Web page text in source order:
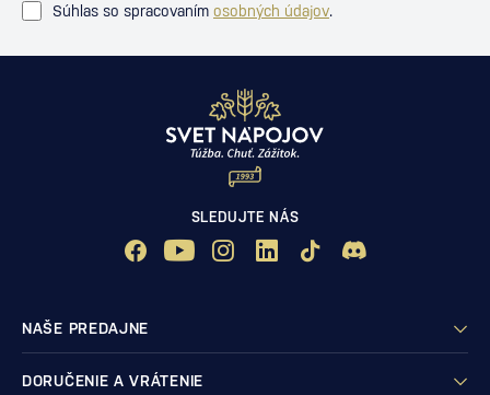
Súhlas so spracovaním osobných údajov.
SLEDUJTE NÁS
NAŠE PREDAJNE
DORUČENIE A VRÁTENIE